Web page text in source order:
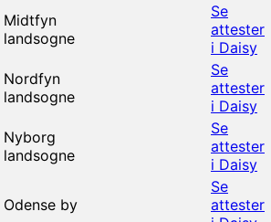
Midtfyn
landsogne
Se
attester
i Daisy
Nordfyn
landsogne
Se
attester
i Daisy
Nyborg
landsogne
Se
attester
i Daisy
Odense by
Se
attester